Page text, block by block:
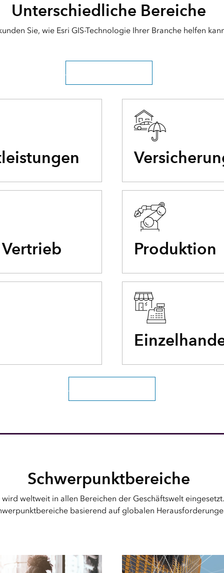
Unterschiedliche Bereiche
Sie, wie Esri GIS-Technologie Ihrer Branche helfen
Alle Branchen erkunden
Produktion
Alle Branchen erkunden
Schwerpunktbereiche
wird weltweit in allen Bereichen der Geschäftswelt
basierend auf globalen